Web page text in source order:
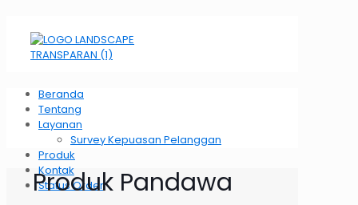
Beranda
Tentang
Layanan
Survey Kepuasan Pelanggan
Produk
Kontak
Status Order
Produk Pandawa